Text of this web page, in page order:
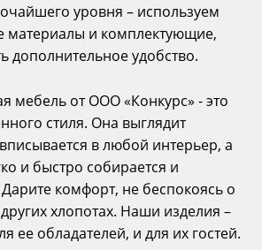
уровня – используем
материалы и комплектующие,
дополнительное удобство.
мебель от ООО «Конкурс» - это
стиля. Она выглядит
в любой интерьер, а
и быстро собирается и
Дарите комфорт, не беспокоясь о
хлопотах. Наши изделия –
ее обладателей, и для их гостей.